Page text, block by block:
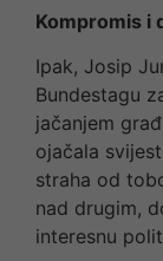
Kompromis i
Ipak, Josip
Bundestagu
jačanjem
ojačala
straha od
nad drugim,
interesnu